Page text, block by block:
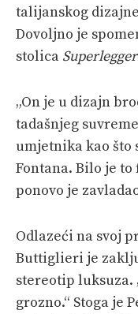
talijanskog
Dovoljno je
stolica
„On je u dizajn
tadašnjeg
umjetnika kao što
Fontana. Bilo je
ponovo je
Odlazeći na svoj
Buttiglieri je
stereotip luksuza.
grozno.“ Stoga je